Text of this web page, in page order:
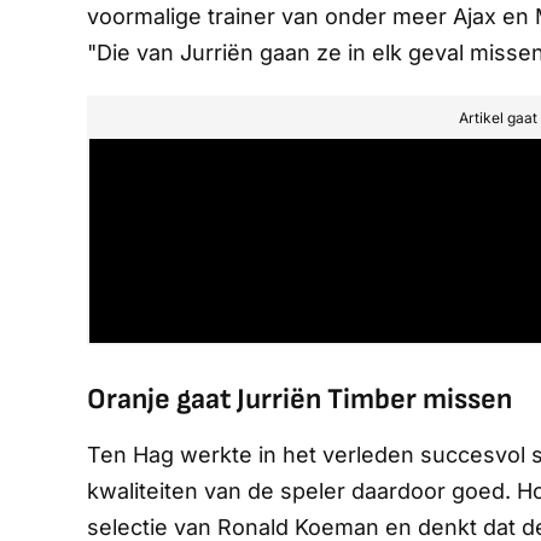
voormalige trainer van onder meer Ajax
"Die van Jurriën gaan ze in elk geval
Artikel
Oranje gaat Jurriën Timber missen
Ten Hag werkte in het verleden succesvol
kwaliteiten van de speler daardoor goed.
selectie van Ronald Koeman en denkt dat